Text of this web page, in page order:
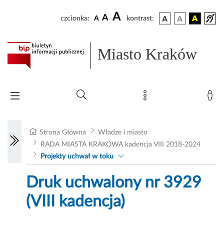
czcionka: A A A kontrast:
Miasto Kraków
Strona Główna
Władze i miasto
RADA MIASTA KRAKOWA kadencja VIII 2018-2024
Projekty uchwał w toku
Druk uchwalony nr 3929
(VIII kadencja)